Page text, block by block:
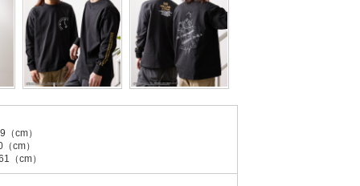
cm）
cm）
cm）